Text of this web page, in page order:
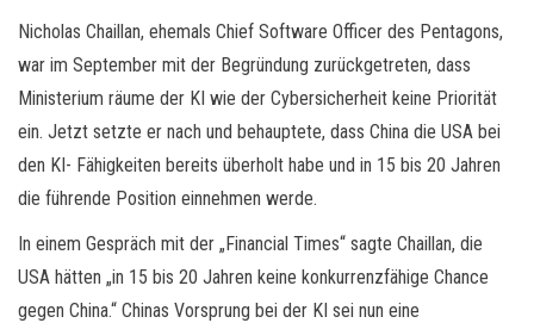
Nicholas Chaillan, ehemals Chief Software Officer des Pentagons,
war im September mit der Begründung zurückgetreten, dass
Ministerium räume der KI wie der Cybersicherheit keine Priorität
ein. Jetzt setzte er nach und behauptete, dass China die USA bei
den KI- Fähigkeiten bereits überholt habe und in 15 bis 20 Jahren
die führende Position einnehmen werde.
In einem Gespräch mit der „Financial Times“ sagte Chaillan, die
USA hätten „in 15 bis 20 Jahren keine konkurrenzfähige Chance
gegen China.“ Chinas Vorsprung bei der KI sei nun eine